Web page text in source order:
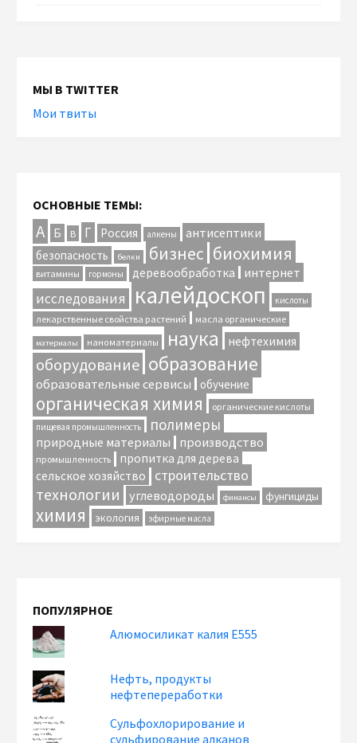
МЫ В TWITTER
Мои твиты
ОСНОВНЫЕ ТЕМЫ:
А Б В Г Россия алкены антисептики
безопасность белки бизнес биохимия
витамины гормоны деревообработка интернет
исследования калейдоскоп кислоты
лекарственные свойства растений масла органические
материалы наноматериалы наука нефтехимия
оборудование образование
образовательные сервисы обучение
органическая химия органические кислоты
пищевая промышленность полимеры
природные материалы производство
промышленность
пропитка для дерева
сельское хозяйство
строительство
технологии углеводороды финансы фунгициды
химия экология эфирные масла
ПОПУЛЯРНОЕ
Алюмосиликат калия Е555
Нефть, продукты
нефтепереработки
Сульфохлорирование и
сульфирование алканов